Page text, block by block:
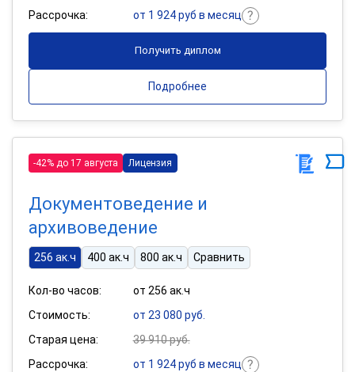
Рассрочка:
от 1 924 руб в месяц
Получить диплом
Подробнее
-42% до 17 августа Лицензия
Документоведение и
архивоведение
256 ак.ч 400 ак.ч 800 ак.ч Сравнить
Кол-во часов:
от 256 ак.ч
Стоимость:
от 23 080 руб.
Старая цена:
39 910 руб.
Рассрочка:
от 1 924 руб в месяц